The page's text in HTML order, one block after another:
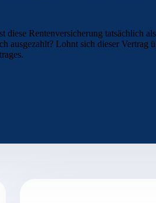
diese Rentenversicherung tatsächlich
ausgezahlt? Lohnt sich dieser Vertrag